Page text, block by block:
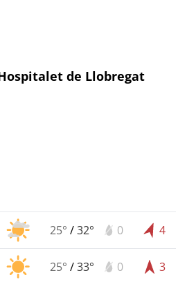
de Llobregat
25° /32° 0 4
25° /33° 0 3